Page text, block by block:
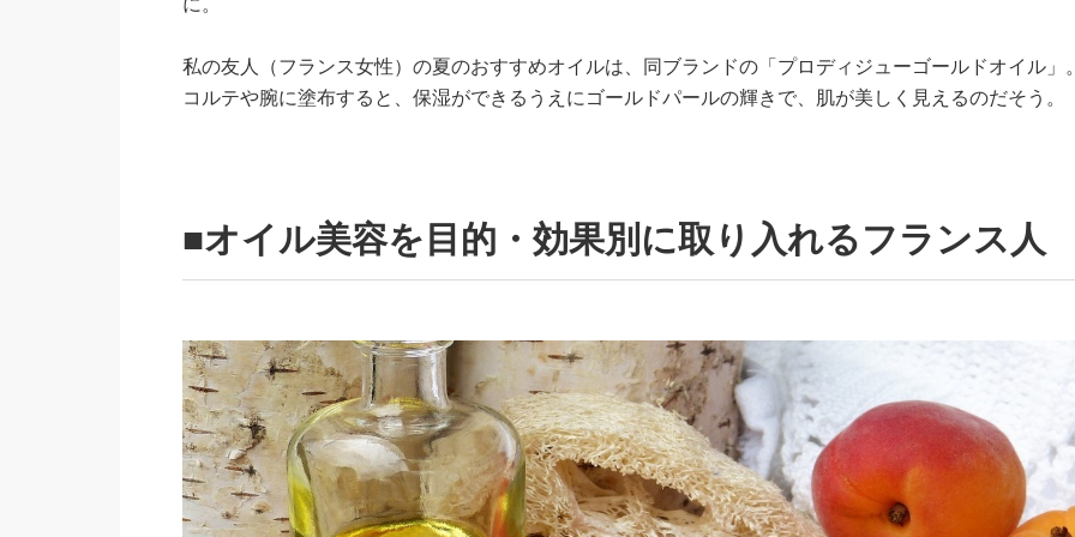
私の友人（フランス女性）の夏のおすすめオイルは、同ブランドの「プロディジューゴールドオイル」
コルテや腕に塗布すると、保湿ができるうえにゴールドパールの輝きで、肌が美しく見えるのだそう。
■オイル美容を目的・効果別に取り入れるフランス人